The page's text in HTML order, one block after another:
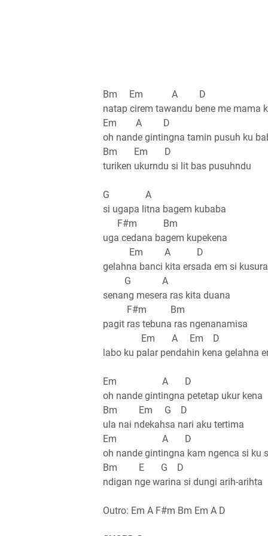
Bm Em A D
natap cirem tawandu bene me mama
Em A D
oh nande gintingna tamin pusuh ku
Bm Em D
turiken ukurndu si lit bas pusuhndu
G A
si ugapa litna bagem kubaba
F#m Bm
uga cedana bagem kupekena
Em A D
gelahna banci kita ersada em si kusura
G A
senang mesera ras kita duana
F#m Bm
pagit ras tebuna ras ngenanamisa
Em A Em D
labo ku palar pendahin kena gelahna
Em A D
oh nande gintingna petetap ukur kena
Bm Em G D
ula nai ndekahsa nari aku tertima
Em A D
oh nande gintingna kam ngenca si ku
Bm E G D
ndigan nge warina si dungi arih-arihta
Outro: Em A F#m Bm Em A D